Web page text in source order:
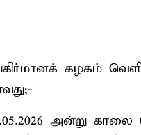
கழகம்
அன்று